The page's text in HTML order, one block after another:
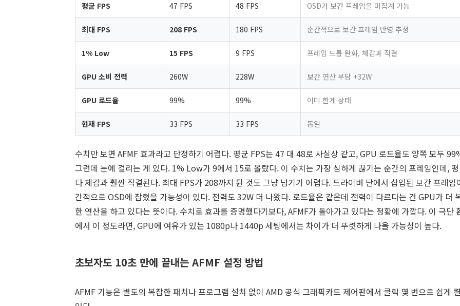
평균 FPS 47 FPS 48 FPS OSD가 보간 프레임을 미집계 가능
최대 FPS 208 FPS 180 FPS 순간적으로 보간 프레임 반영 추정
1% Low 15 FPS 9 FPS 프레임 드롭 완화, 체감과 직결
GPU 소비 전력 260W 228W 보간 연산 부담 +32W
GPU 로드율 99% 99% 이미 한계 상태
현재 FPS 33 FPS 33 FPS 동일
수치만 보면 AFMF 효과라고 단정하기 어렵다. 평균 FPS는 47 대 48로 사실상 같고, GPU 로드율도 양쪽 모두
그런데 눈에 걸리는 게 있다. 1% Low가 9에서 15로 올랐다. 이 수치는 가장 심하게 끊기는 순간의 프레임인데,
다 체감과 훨씬 직결된다. 최대 FPS가 208까지 튄 것도 그냥 넘기기 어렵다. 드라이버 단에서 삽입된 보간 프레임
간적으로 OSD에 잡혔을 가능성이 있다. 전력도 32W 더 나왔다. 로드율은 같은데 전력이 다르다는 건 GPU가 더
한 연산을 하고 있다는 뜻이다. 수치로 효과를 증명했다기보다, AFMF가 돌아가고 있다는 정황에 가깝다. 이 극단
에서 이 정도라면, GPU에 여유가 있는 1080p나 1440p 세팅에서는 차이가 더 뚜렷하게 나올 가능성이 높다.
초보자도 10초 만에 끝내는 AFMF 설정 방법
AFMF 기능은 별도의 복잡한 패치나 프로그램 설치 없이 AMD 공식 그래픽카드 제어판에서 클릭 몇 번으로 쉽게